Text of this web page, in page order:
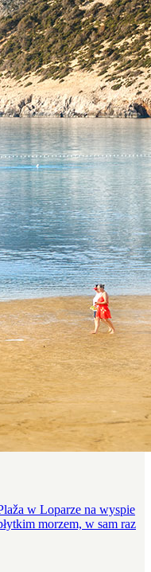
w Loparze na wyspie
morzem, w sam raz